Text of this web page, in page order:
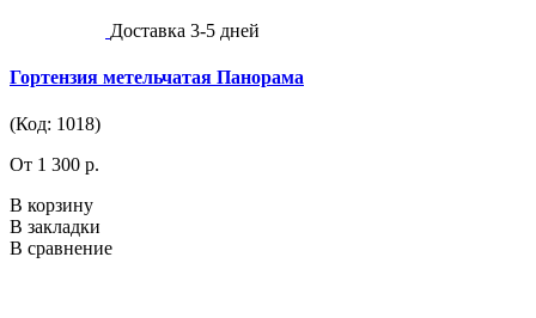
Доставка 3-5 дней
Гортензия метельчатая Панорама
(Код: 1018)
От 1 300 р.
В корзину
В закладки
В сравнение